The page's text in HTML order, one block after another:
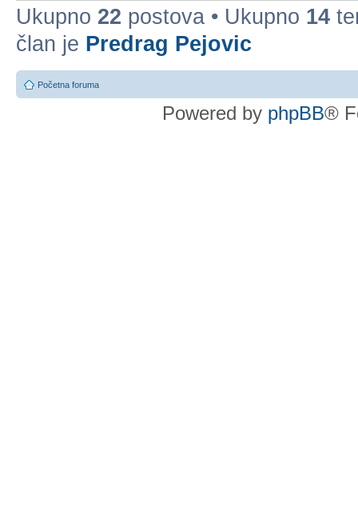
Ukupno 22 postova • Ukupno 14
član je Predrag Pejovic
Početna foruma
Powered by phpBB®